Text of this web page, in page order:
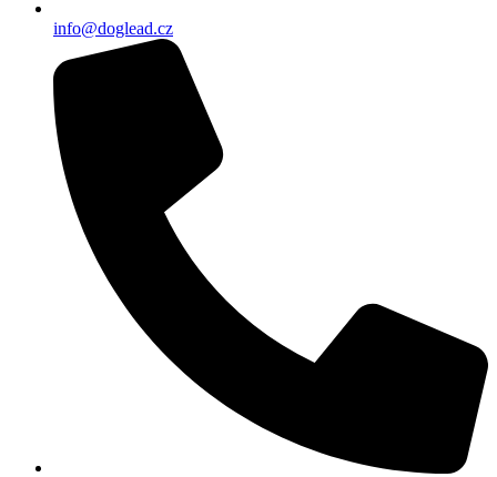
info@doglead.cz